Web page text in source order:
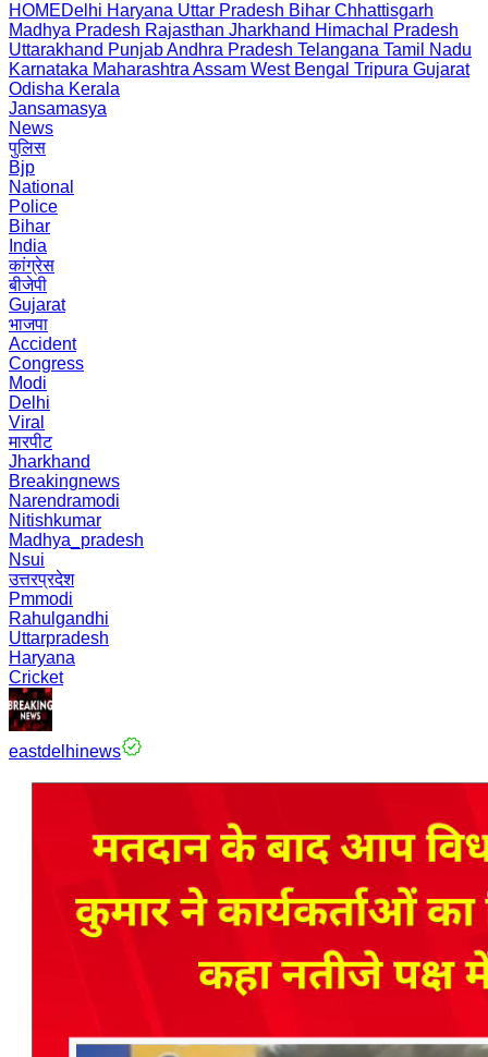
HOMEDelhi Haryana Uttar Pradesh Bihar Chhattisgarh
Madhya Pradesh Rajasthan Jharkhand Himachal Pradesh
Uttarakhand PunjabAndhra Pradesh Telangana Tamil Nadu
Karnataka Maharashtra Assam West Bengal Tripura Gujarat
Odisha Kerala
Jansamasya
News
पुलिस
Bjp
National
Police
Bihar
India
कांग्रेस
बीजेपी
Gujarat
भाजपा
Accident
Congress
Modi
Delhi
Viral
मारपीट
Jharkhand
Breakingnews
Narendramodi
Nitishkumar
Madhya_pradesh
Nsui
उत्तरप्रदेश
Pmmodi
Rahulgandhi
Uttarpradesh
Haryana
Cricket
eastdelhinews